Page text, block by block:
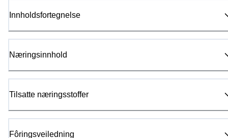
Innholdsfortegnelse
Næringsinnhold
Tilsatte næringsstoffer
Fôringsveiledning